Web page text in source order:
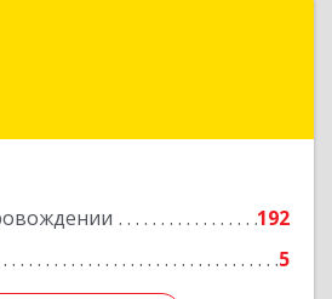
192
5
край, Красноярск г, им